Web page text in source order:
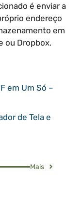
é enviar a
endereço
em
ou Dropbox.
em Um Só –
de Tela e
Mais